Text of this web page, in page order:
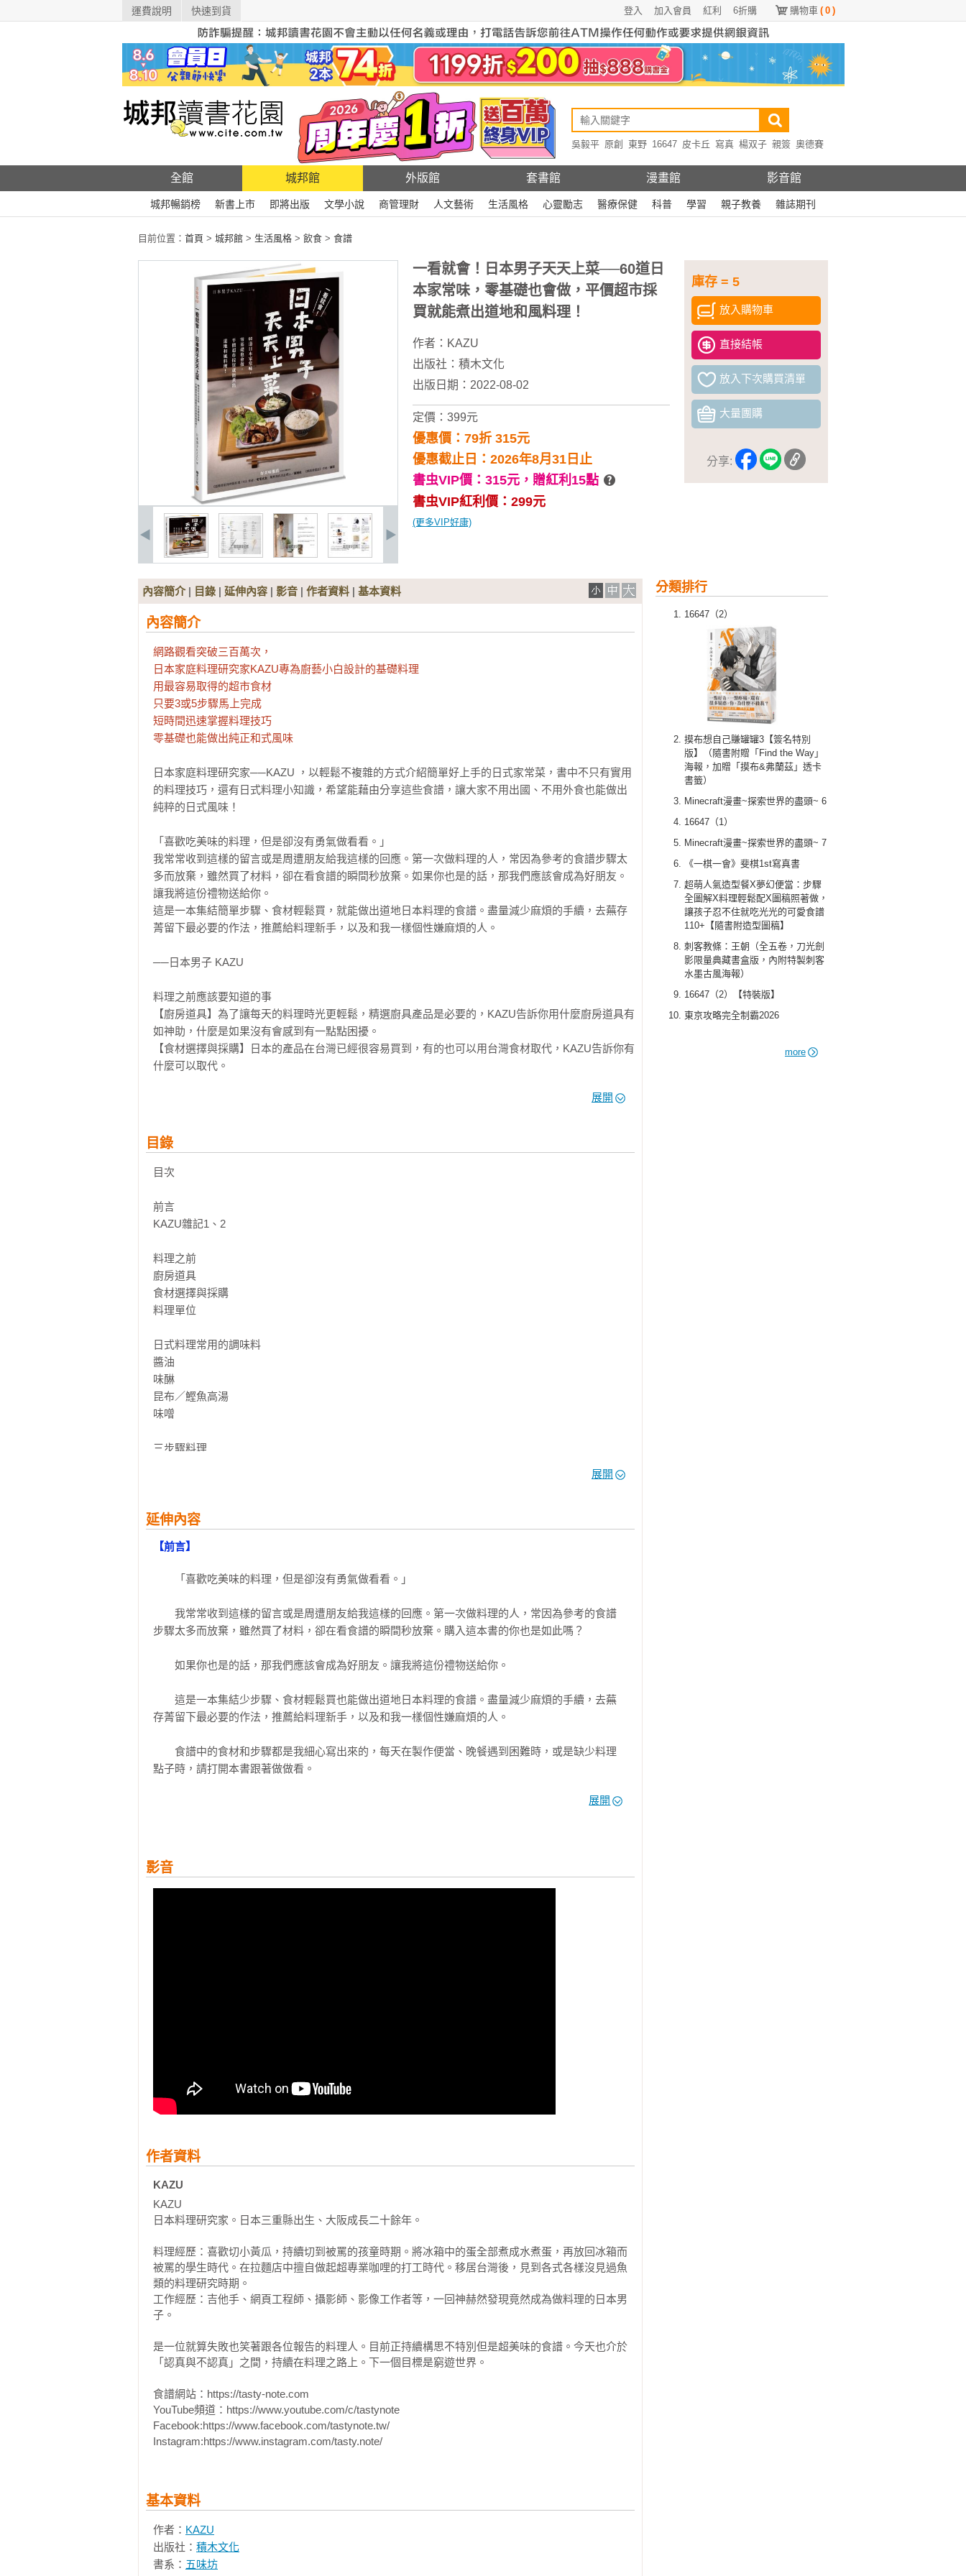
運費說明 快速到貨 購物車 ( 0 )
6折購
紅利
加入會員
登入
吳毅平 原創 東野 16647 皮卡丘 寫真 楊双子 親簽 奧德賽
全館 城邦館 外版館 套書館 漫畫館 影音館
城邦暢銷榜 新書上市 即將出版 文學小說 商管理財 人文藝術 生活風格 心靈勵志 醫療保健 科普 學習 親子教養 雜誌期刊
目前位置： 首頁 > 城邦館 > 生活風格 > 飲食 > 食譜
庫存 = 5
放入購物車
直接結帳
放入下次購買清單
大量團購
分享:
一看就會！日本男子天天上菜──60道日
本家常味，零基礎也會做，平價超市採
買就能煮出道地和風料理！
作者： KAZU
出版社： 積木文化
出版日期：2022-08-02
定價：399元
優惠價：79折 315元
優惠截止日：2026年8月31日止
書虫VIP價：315元， 贈紅利15點
書虫VIP紅利價：299元
(更多VIP好康)
分類排行
16647（2）
摸布想自己賺罐罐3【簽名特別
版】（隨書附贈「Find the Way」
海報，加贈「摸布&弗蘭茲」透卡
書籤）
Minecraft漫畫~探索世界的盡頭~ 6
16647（1）
Minecraft漫畫~探索世界的盡頭~ 7
《一棋一會》斐棋1st寫真書
超萌人氣造型餐X夢幻便當：步驟
全圖解X料理輕鬆配X圖稿照著做，
讓孩子忍不住就吃光光的可愛食譜
110+【隨書附造型圖稿】
刺客教條：王朝（全五卷，刀光劍
影限量典藏書盒版，內附特製刺客
水墨古風海報）
16647（2）【特裝版】
東京攻略完全制霸2026
more
內容簡介| 目錄 | 延伸內容 | 影音 | 作者資料 | 基本資料
內容簡介
網路觀看突破三百萬次，
日本家庭料理研究家KAZU專為廚藝小白設計的基礎料理
用最容易取得的超市食材
只要3或5步驟馬上完成
短時間迅速掌握料理技巧
零基礎也能做出純正和式風味
日本家庭料理研究家──KAZU ，以輕鬆不複雜的方式介紹簡單好上手的日式家常菜，書中不只有實用
的料理技巧，還有日式料理小知識，希望能藉由分享這些食譜，讓大家不用出國、不用外食也能做出
純粹的日式風味！
「喜歡吃美味的料理，但是卻沒有勇氣做看看。」
我常常收到這樣的留言或是周遭朋友給我這樣的回應。第一次做料理的人，常因為參考的食譜步驟太
多而放棄，雖然買了材料，卻在看食譜的瞬間秒放棄。如果你也是的話，那我們應該會成為好朋友。
讓我將這份禮物送給你。
這是一本集結簡單步驟、食材輕鬆買，就能做出道地日本料理的食譜。盡量減少麻煩的手續，去蕪存
菁留下最必要的作法，推薦給料理新手，以及和我一樣個性嫌麻煩的人。
──日本男子 KAZU
料理之前應該要知道的事
【廚房道具】為了讓每天的料理時光更輕鬆，精選廚具產品是必要的，KAZU告訴你用什麼廚房道具有
如神助，什麼是如果沒有會感到有一點點困擾。
【食材選擇與採購】日本的產品在台灣已經很容易買到，有的也可以用台灣食材取代，KAZU告訴你有
什麼可以取代。
魚醬油」是不是醬油？
【味醂】「味醂」和「味醂風調味料」有何不同？該選擇那一種？
【昆布／鰹魚高湯】日本人最常用的「高湯」是什麼？KAZU再偷偷教你一款非常簡易美味的昆布高湯
【味噌】味噌在全日本，隨著產地不同，有各式各樣的味道，大家心裡一定有「用什麼味噌比較適
合？」的疑問吧！
料理總整理
【3步驟】5道小菜及10道主菜。
【5步驟】牛肉料理、豬肉料理、雞肉料理、蔬食料理各10道。
【快速甜點】5道超快速完成的簡易甜點。
【附錄】新手Ｑ&Ａ
TASTY NOTE&日式料理小知識
「時雨煮」的說法從何而來？「白蘿蔔」如何快速預先加熱？提供你不可不知的經驗與小技巧。
《超簡單氣炸烤箱料理110》作者／宅宅太太
展開
目錄
目次
前言
KAZU雜記1、2
料理之前
廚房道具
食材選擇與採購
料理單位
日式料理常用的調味料
醬油
味醂
昆布／鰹魚高湯
味噌
三步驟料理
醬炒甜不辣豆芽
百菇味噌美奶滋沙拉
奶油焗烤吐司
鮪魚沙拉義大利麵
鮭魚高湯茶泡飯
豚丼
五目炊飯
日式炒烏龍
牛肉料理
牛肉咖哩
千層白菜豬肉鍋
豬五花蘿蔔味噌湯
豬肉燴娃娃菜
照燒油豆腐豬肉捲
簡易沖繩角煮
延伸料理：沖繩麵
韭菜蒸燒豬肉
雞肉料理
照燒雞腿蘿蔔煮
雞腿肉炒茄子
蜂蜜芥末烤雞翅
雞肉蔥鹽丼
日式雞翅咖哩
蒜香醬燒雞肉
雞柳胡麻沙拉
蔬食料理
金平牛蒡
納豆秋葵蕎麥麵
北海道芋餅
展開
延伸內容
【前言】
「喜歡吃美味的料理，但是卻沒有勇氣做看看。」
我常常收到這樣的留言或是周遭朋友給我這樣的回應。第一次做料理的人，常因為參考的食譜
步驟太多而放棄，雖然買了材料，卻在看食譜的瞬間秒放棄。購入這本書的你也是如此嗎？
如果你也是的話，那我們應該會成為好朋友。讓我將這份禮物送給你。
這是一本集結少步驟、食材輕鬆買也能做出道地日本料理的食譜。盡量減少麻煩的手續，去蕪
存菁留下最必要的作法，推薦給料理新手，以及和我一樣個性嫌麻煩的人。
食譜中的食材和步驟都是我細心寫出來的，每天在製作便當、晚餐遇到困難時，或是缺少料理
點子時，請打開本書跟著做做看。
2014年來台留學的時候，常常聽到日本朋友之間會說「連基本的一些調味料都買不到」、「只
今後我的目標之一是：想用更多時間與台灣食材相處，活用並繼續分享美味的食譜。對了，我
家附近炸雞店賣的炸雞真是太好吃了，我很想偷偷問他配方。想先挑戰做美味的炸雞。阿，還有麻
辣燙！
【KAZU雜記2】
我最喜歡超市了！
材跟調味料，就會想買回家品嚐看看。對我來說，這就像買新遊戲一樣令人感到開心。
逛外國超市就像去迪士尼一樣，感覺興奮又刺激。即使看了包裝跟品名，還是無法想像味道，
「但是照片看起來很讚」那買吧！買回家後發現味道竟然不錯，那種感覺就好像中彩券一樣的感
動。
當然「這味道我不行」的失敗例子也有。就是因為這些體驗加起來才讓樂趣加倍啊！
這樣日常的快樂增添了生活趣味。當然外食吃到美味料理也是日常生活的幸福之一。但還是在
家這樣令人安心的空間，被自己喜歡的東西圍繞，吃著自己喜歡的美味料理，那一瞬間真的無人能
敵！
展開
影音
作者資料
KAZU
KAZU
日本料理研究家。日本三重縣出生、大阪成長二十餘年。
料理經歷：喜歡切小黃瓜，持續切到被罵的孩童時期。將冰箱中的蛋全部煮成水煮蛋，再放回冰箱而
被罵的學生時代。在拉麵店中擅自做起超專業咖哩的打工時代。移居台灣後，見到各式各樣沒見過魚
類的料理研究時期。
工作經歷：吉他手、網頁工程師、攝影師、影像工作者等，一回神赫然發現竟然成為做料理的日本男
子。
是一位就算失敗也笑著跟各位報告的料理人。目前正持續構思不特別但是超美味的食譜。今天也介於
「認真與不認真」之間，持續在料理之路上。下一個目標是窮遊世界。
食譜網站：https://tasty-note.com
YouTube頻道：https://www.youtube.com/c/tastynote
Facebook:https://www.facebook.com/tastynote.tw/
Instagram:https://www.instagram.com/tasty.note/
基本資料
作者： KAZU
出版社： 積木文化
書系： 五味坊